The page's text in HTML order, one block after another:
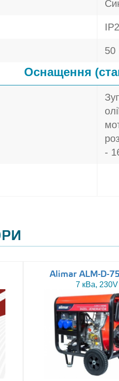
50
Оснащення
-
Alimar ALM-D-
7 кВа, 230V